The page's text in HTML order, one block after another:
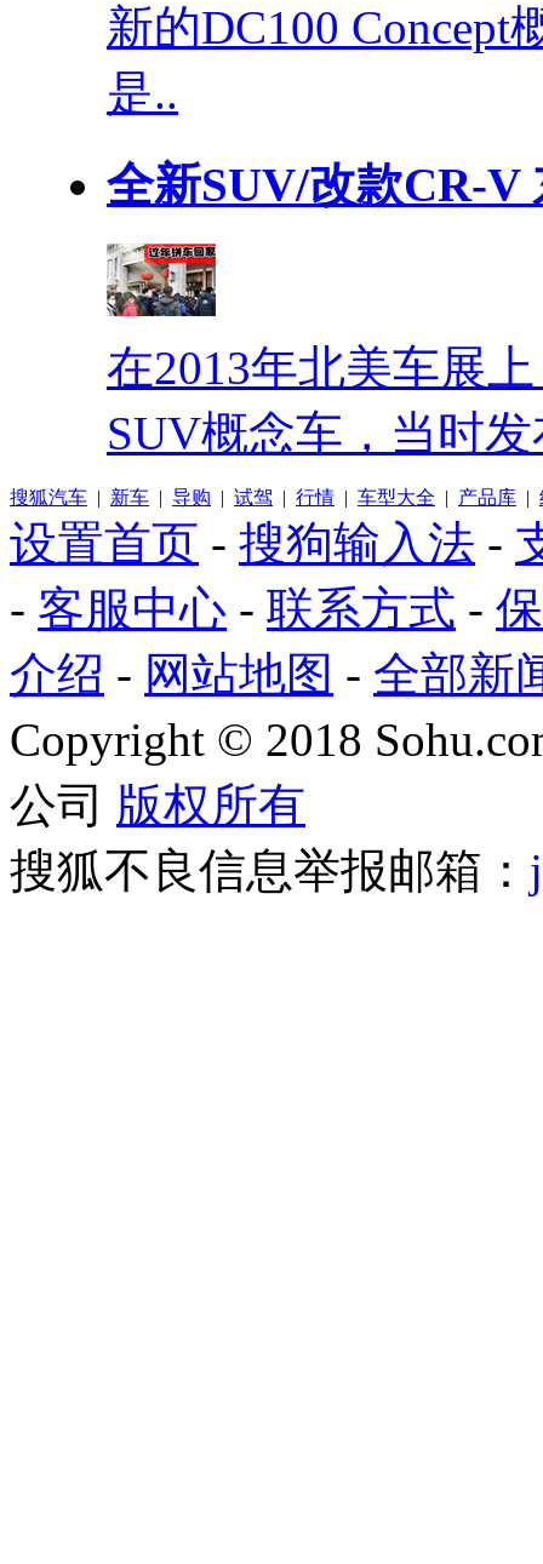
新的DC100
是..
全新SUV/改款CR-V
在2013年北美车展
SUV概念车，当时
搜狐汽车 | 新车 | 导购 | 试驾 | 行情 | 车型大全 | 产品库 |
设置首页 - 搜狗输入法 -
- 客服中心 - 联系方式 -
介绍 - 网站地图 - 全部新
Copyright © 2018
公司 版权所有
搜狐不良信息举报邮箱：